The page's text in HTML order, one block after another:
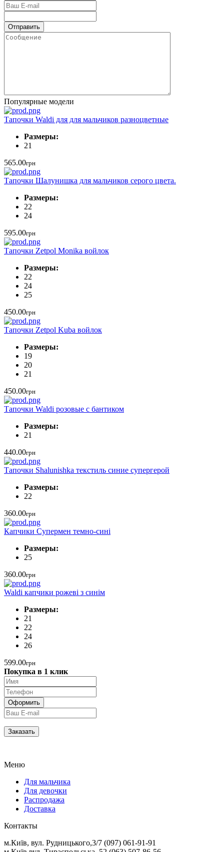
Популярные модели
Тапочки Waldi для для мальчиков разноцветные
Размеры:
21
565.00грн
Тапочки Шалунишка для мальчиков серого цвета.
Размеры:
22
24
595.00грн
Тапочки Zetpol Monika войлок
Размеры:
22
24
25
450.00грн
Тапочки Zetpol Kuba войлок
Размеры:
19
20
21
450.00грн
Тапочки Waldi розовые с бантиком
Размеры:
21
440.00грн
Тапочки Shalunishka текстиль синие супергерой
Размеры:
22
360.00грн
Капчики Cупермен темно-сині
Размеры:
25
360.00грн
Waldi капчики рожеві з синім
Размеры:
21
22
24
26
599.00грн
Покупка в 1 клик
Меню
Для мальчика
Для девочки
Распродажа
Доставка
Контакты
м.Київ, вул. Рудницького,3/7 (097) 061-91-91